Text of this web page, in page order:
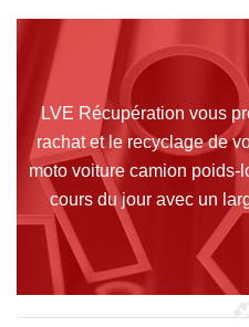
LVE Récupération vous
rachat et le recyclage de
moto voiture camion poids-
cours du jour avec un